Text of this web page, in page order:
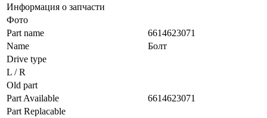
Информация о запчасти
Фото
Part name
6614623071
Name
Болт
Drive type
L / R
Old part
Part Available
6614623071
Part Replacable